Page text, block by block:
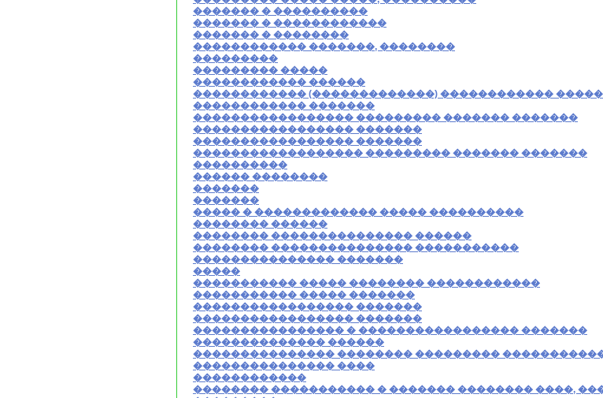
������� � ����������
������� � ������������
������� � ��������
������������ �������, ��������
���������
��������� �����
������������ ������
������������ (�������������) ������������
������������ �������
����������������� ��������� ������� �������
����������������� �������
����������������� �������
������������������ ��������� ������� �������
����������
������ ��������
�������
�������
����� � ������������� ����� ����������
�������� ������
�������� ��������������� ������
�������� ��������������� �����������
��������������� �������
�����
����������� ����� �������� ������������
����������� ����� �������
����������������� �������
����������������� �������
���������������� � ����������������� �������
�������������� ������
��������������� �������� ���������
��������������� ����
������������
�������� ����������� � ������� �������� ����,